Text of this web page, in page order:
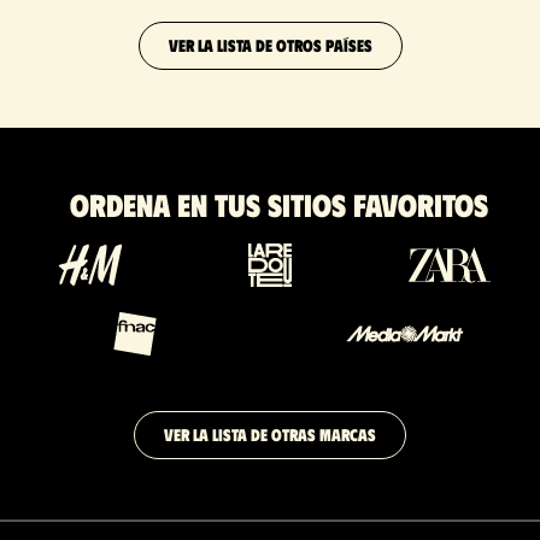
VER LA LISTA DE OTROS PAÍSES
Ordena en tus sitios favoritos
VER LA LISTA DE OTRAS MARCAS